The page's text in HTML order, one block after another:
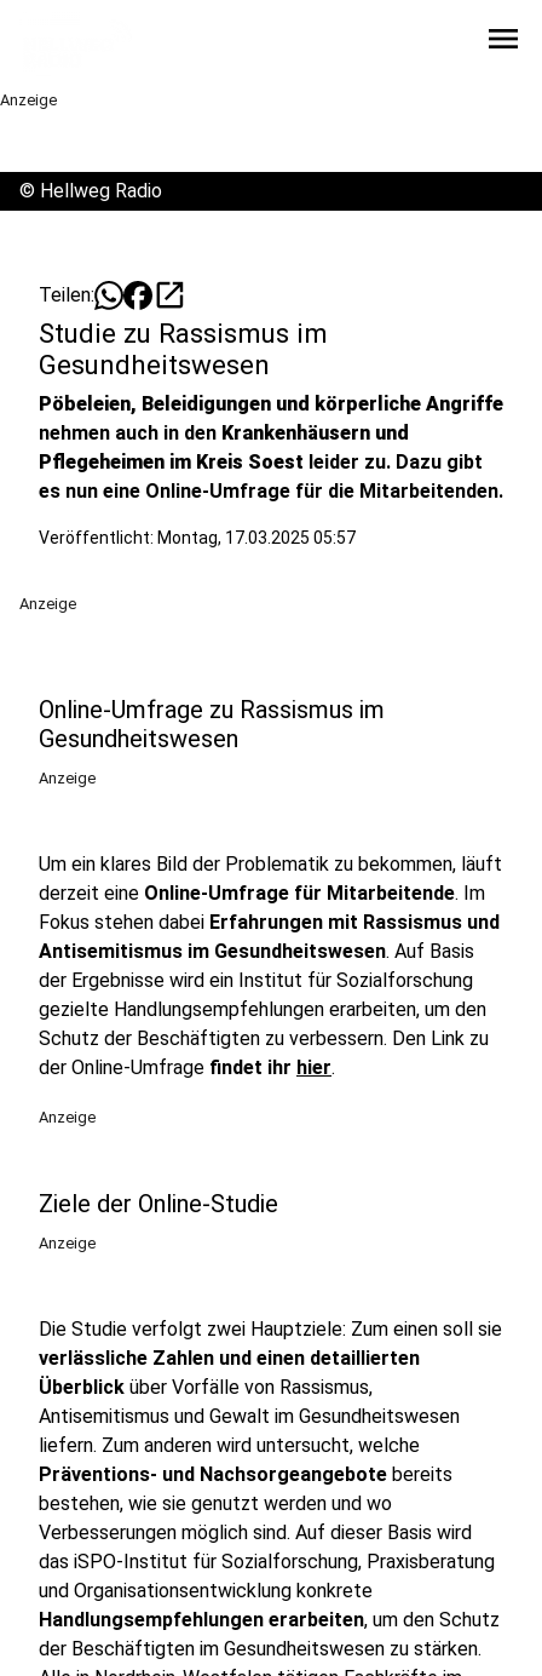
menu
Anzeige
© Hellweg Radio
Teilen: open_in_new
Studie zu Rassismus im
Gesundheitswesen
Pöbeleien, Beleidigungen und körperliche Angriffe
nehmen auch in den Krankenhäusern und
Pflegeheimen im Kreis Soest leider zu. Dazu gibt
es nun eine Online-Umfrage für die Mitarbeitenden.
Veröffentlicht: Montag, 17.03.2025 05:57
Anzeige
Online-Umfrage zu Rassismus im
Gesundheitswesen
Anzeige
Um ein klares Bild der Problematik zu bekommen, läuft
derzeit eine Online-Umfrage für Mitarbeitende. Im
Fokus stehen dabei Erfahrungen mit Rassismus und
Antisemitismus im Gesundheitswesen. Auf Basis
der Ergebnisse wird ein Institut für Sozialforschung
gezielte Handlungsempfehlungen erarbeiten, um den
Schutz der Beschäftigten zu verbessern. Den Link zu
der Online-Umfrage findet ihr hier.
Anzeige
Ziele der Online-Studie
Anzeige
Die Studie verfolgt zwei Hauptziele: Zum einen soll sie
verlässliche Zahlen und einen detaillierten
Überblick über Vorfälle von Rassismus,
Antisemitismus und Gewalt im Gesundheitswesen
liefern. Zum anderen wird untersucht, welche
Präventions- und Nachsorgeangebote bereits
bestehen, wie sie genutzt werden und wo
Verbesserungen möglich sind. Auf dieser Basis wird
das iSPO-Institut für Sozialforschung, Praxisberatung
und Organisationsentwicklung konkrete
Handlungsempfehlungen erarbeiten, um den Schutz
der Beschäftigten im Gesundheitswesen zu stärken.